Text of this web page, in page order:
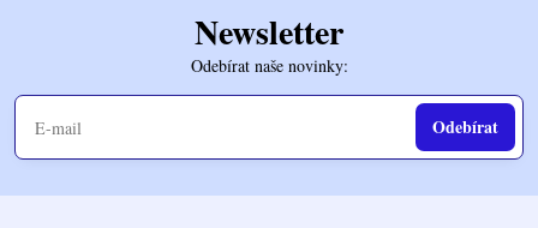
Newsletter
Odebírat naše novinky:
Odebírat